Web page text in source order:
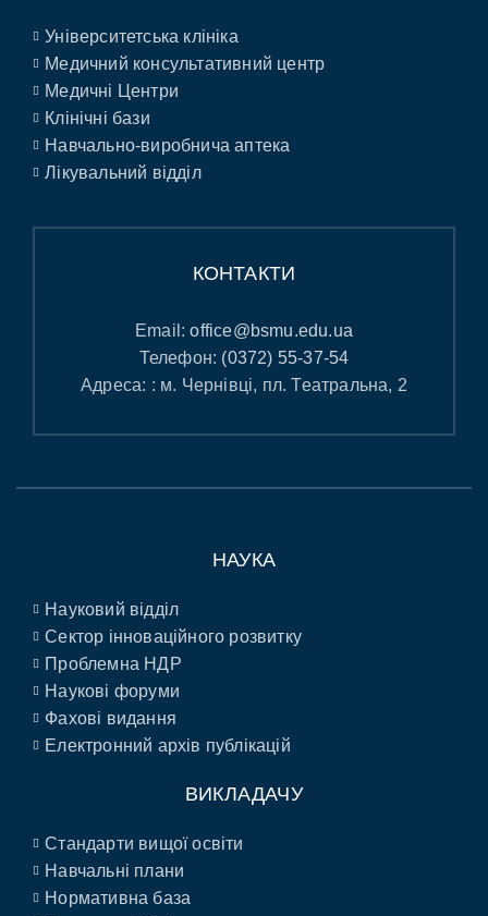
Університетська клініка
Медичний консультативний центр
Медичні Центри
Клінічні бази
Навчально-виробнича аптека
Лікувальний відділ
КОНТАКТИ
Email:office@bsmu.edu.ua
Телефон: (0372) 55-37-54
Адреса: : м. Чернівці, пл. Театральна, 2
НАУКА
Науковий відділ
Сектор інноваційного розвитку
Проблемна НДР
Наукові форуми
Фахові видання
Електронний архів публікацій
ВИКЛАДАЧУ
Стандарти вищої освіти
Навчальні плани
Нормативна база